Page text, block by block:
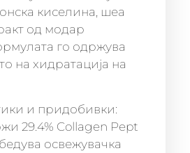
киселина, шеа
од модар
го одржува
на хидратација на
и придобивки:
29.4% Collagen Pept
освежувачка